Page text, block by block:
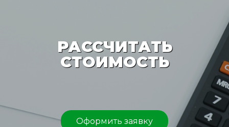
РАССЧИТАТЬ
СТОИМОСТЬ
Оформить заявку